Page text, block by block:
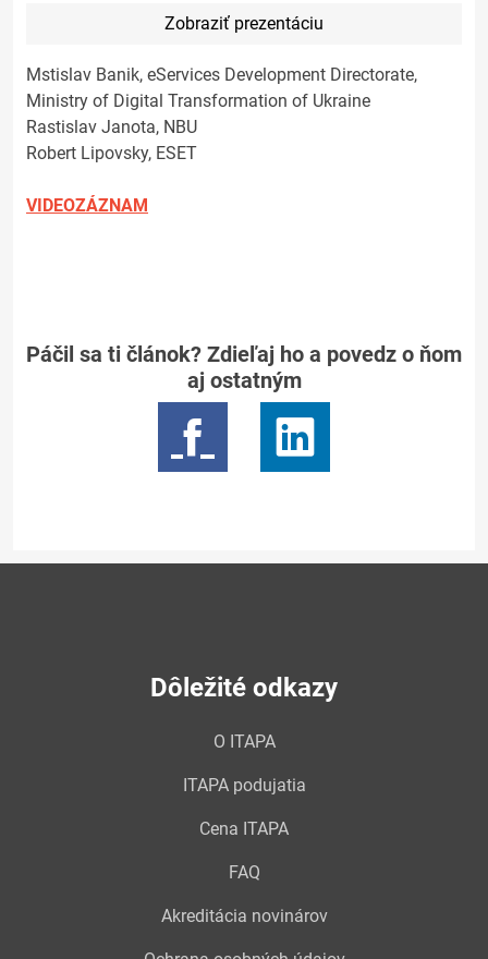
Zobraziť prezentáciu
Mstislav Banik, eServices Development Directorate,
Ministry of Digital Transformation of Ukraine
Rastislav Janota, NBU
Robert Lipovsky, ESET
VIDEOZÁZNAM
Páčil sa ti článok? Zdieľaj ho a povedz o ňom
aj ostatným
Dôležité odkazy
O ITAPA
ITAPA podujatia
Cena ITAPA
FAQ
Akreditácia novinárov